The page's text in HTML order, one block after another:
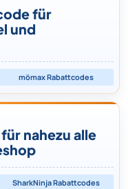
für
und
mömaxRabattcodes
nahezu alle
SharkNinjaRabattcodes